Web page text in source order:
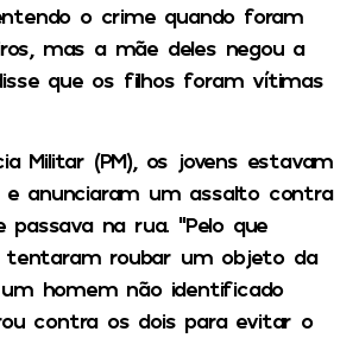
o crime quando foram
mas a mãe deles negou a
que os filhos foram vítimas
Militar (PM), os jovens estavam
anunciaram um assalto contra
na rua. “Pelo que
tentaram roubar um objeto da
homem não identificado
contra os dois para evitar o